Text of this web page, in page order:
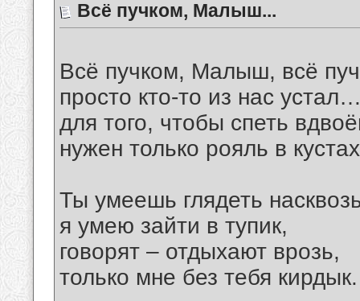
Всё пучком, Малыш...
Всё пучком, Малыш, всё
просто кто-то из нас
для того, чтобы спеть
нужен только рояль в
Ты умеешь глядеть
я умею зайти в тупик,
говорят – отдыхают врозь,
только мне без тебя кирдык.